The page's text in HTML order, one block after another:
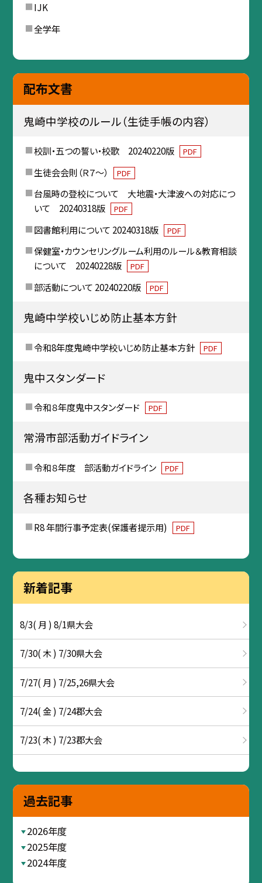
IJK
全学年
配布文書
鬼崎中学校のルール（生徒手帳の内容）
校訓・五つの誓い・校歌 20240220版 PDF
生徒会会則（Ｒ７～） PDF
台風時の登校について 大地震・大津波への対応につ
いて 20240318版
PDF
図書館利用について 20240318版 PDF
保健室・カウンセリングルーム利用のルール＆教育相談
について 20240228版
PDF
部活動について 20240220版 PDF
鬼崎中学校いじめ防止基本方針
令和8年度鬼崎中学校いじめ防止基本方針 PDF
鬼中スタンダード
令和８年度鬼中スタンダード PDF
常滑市部活動ガイドライン
令和８年度 部活動ガイドライン PDF
各種お知らせ
R8 年間行事予定表(保護者提示用) PDF
新着記事
8/3( 月 ) 8/1県大会
7/30( 木 ) 7/30県大会
7/27( 月 ) 7/25,26県大会
7/24( 金 ) 7/24郡大会
7/23( 木 ) 7/23郡大会
過去記事
2026年度
2025年度
2024年度